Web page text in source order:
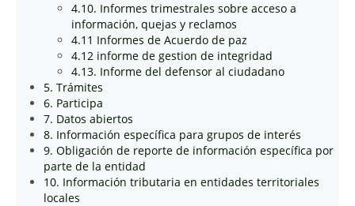
4.10. Informes trimestrales sobre acceso a
información, quejas y reclamos
4.11 Informes de Acuerdo de paz
4.12 informe de gestion de integridad
4.13. Informe del defensor al ciudadano
5. Trámites
6. Participa
7. Datos abiertos
8. Información específica para grupos de interés
9. Obligación de reporte de información específica por
parte de la entidad
10. Información tributaria en entidades territoriales
locales